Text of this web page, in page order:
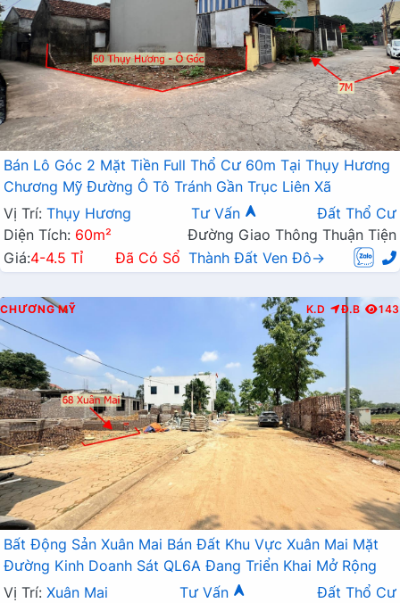
Bán Lô Góc 2 Mặt Tiền Full Thổ Cư 60m Tại Thụy Hương
Chương Mỹ Đường Ô Tô Tránh Gần Trục Liên Xã
Vị Trí: Thụy Hương Tư Vấn
Đất Thổ Cư
Diện Tích: 60m²
Đường Giao Thông Thuận Tiện
Giá:4-4.5 Tỉ Đã Có Sổ Thành Đất Ven Đô→
CHƯƠNG MỸ K.D Đ.B 143
Bất Động Sản Xuân Mai Bán Đất Khu Vực Xuân Mai Mặt
Đường Kinh Doanh Sát QL6A Đang Triển Khai Mở Rộng
Vị Trí: Xuân Mai Tư Vấn
Đất Thổ Cư